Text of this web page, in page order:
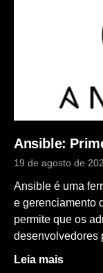
Ansible:
19 de agosto de
Ansible é uma
e gerenciamento
permite que os
desenvolvedores
servidores,
Leia mais